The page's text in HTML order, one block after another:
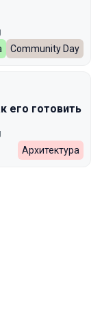
Community Day
его готовить
Архитектура